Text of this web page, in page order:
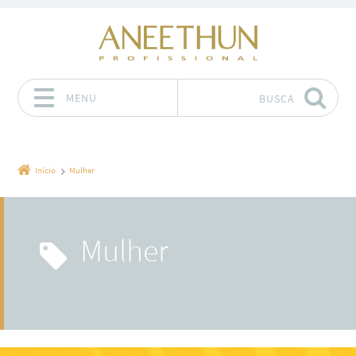
MENU BUSCA
Início Mulher
Mulher